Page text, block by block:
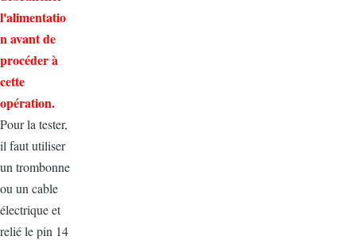
l'alimentatio
n avant de
procéder à
cette
opération.
Pour la tester,
il faut utiliser
un trombonne
ou un cable
électrique et
relié le pin 14